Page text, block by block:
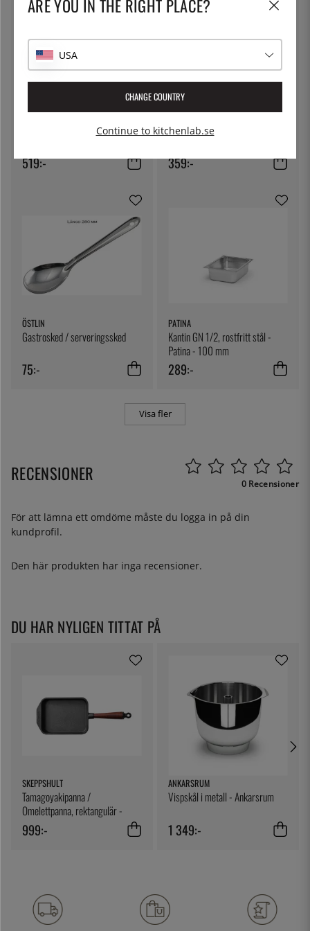
PATINA
Kantin GN 1/1, rostfritt stål med
519:-
PATINA
Kantin GN 2/3, rostfritt stål -
359:-
ÖSTLIN
Gastrosked / serveringssked
75:-
PATINA
Kantin GN 1/2, rostfritt stål -
Patina - 100 mm
289:-
Visa fler
RECENSIONER 0 Recensioner
För att lämna ett omdöme måste du logga in på din
kundprofil.
Den här produkten har inga recensioner.
DU HAR NYLIGEN TITTAT PÅ
SKEPPSHULT
Tamagoyakipanna /
Omelettpanna, rektangulär -
Skeppshult
999:-
ANKARSRUM
Vispskål i metall - Ankarsrum
1 349:-
ARE YOU IN THE RIGHT PLACE?
USA
CHANGE COUNTRY
Continue to kitchenlab.se